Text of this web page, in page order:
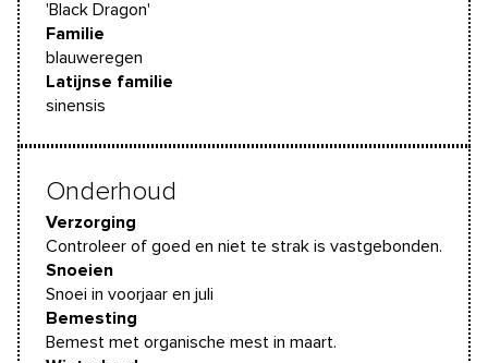
'Black Dragon'
Familie
blauweregen
Latijnse familie
sinensis
Onderhoud
Verzorging
Controleer of goed en niet te strak is vastgebonden.
Snoeien
Snoei in voorjaar en juli
Bemesting
Bemest met organische mest in maart.